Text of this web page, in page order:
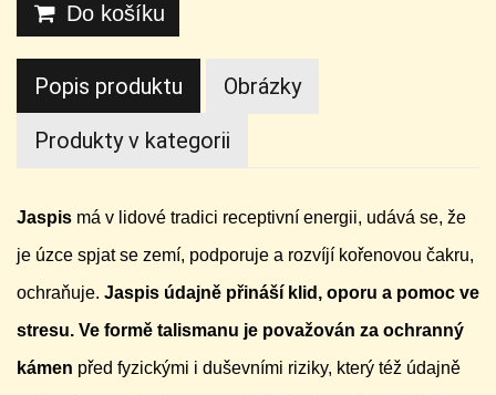
Do košíku
Popis produktu Obrázky
Produkty v kategorii
Jaspis má v lidové tradici receptivní energii, udává se, že
je úzce spjat se zemí, podporuje a rozvíjí kořenovou čakru,
ochraňuje. Jaspis údajně přináší klid, oporu a pomoc ve
stresu. Ve formě talismanu je považován za ochranný
kámen před fyzickými i duševními riziky, který též údajně